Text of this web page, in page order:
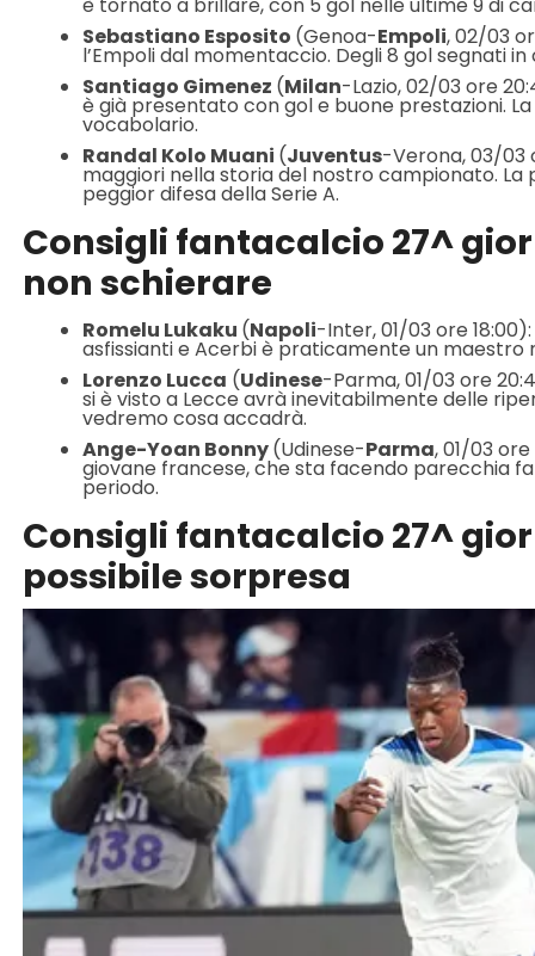
è tornato a brillare, con 5 gol nelle ultime 9 di
Sebastiano Esposito (Genoa-Empoli, 02/03
l’Empoli dal momentaccio. Degli 8 gol segnati
Santiago Gimenez (Milan-Lazio, 02/03 ore
è già presentato con gol e buone prestazioni.
vocabolario.
Randal Kolo Muani (Juventus-Verona, 03/03
maggiori nella storia del nostro campionato.
peggior difesa della Serie A.
Consigli fantacalcio 27^
non schierare
Romelu Lukaku (Napoli-Inter, 01/03 ore
asfissianti e Acerbi è praticamente un maestro
Lorenzo Lucca (Udinese-Parma, 01/03 ore
si è visto a Lecce avrà inevitabilmente delle
vedremo cosa accadrà.
Ange-Yoan Bonny(Udinese-Parma, 01/03
giovane francese, che sta facendo parecchia
periodo.
Consigli fantacalcio 27^
possibile sorpresa